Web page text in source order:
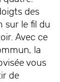
des
sur le fil du
Avec ce
la
vous
de